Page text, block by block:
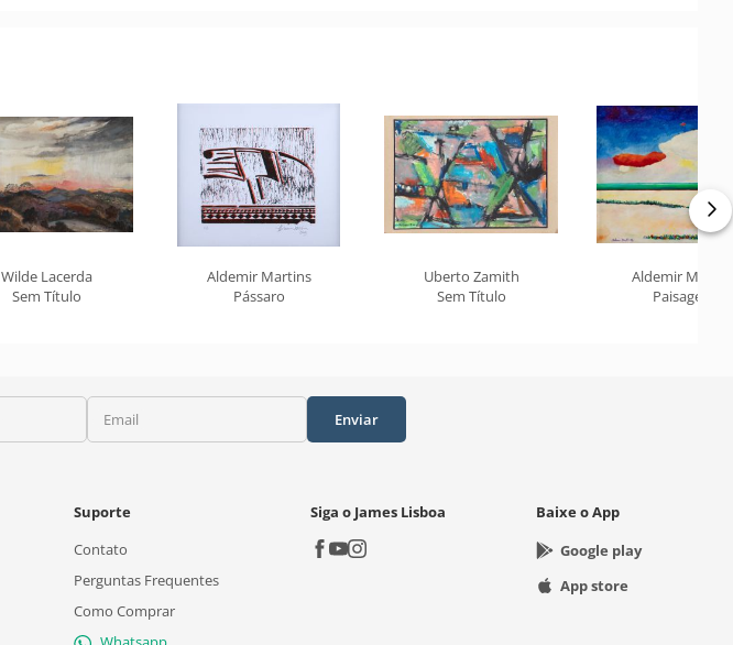
Wilde Lacerda
Sem Título
Aldemir Martins
Pássaro
Uberto Zamith
Sem Título
Aldemir
Paisagem
Email Enviar
Suporte
Contato
Perguntas Frequentes
Como Comprar
Siga o James Lisboa
Baixe o App
Google play
App store